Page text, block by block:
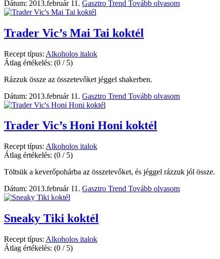
Dátum: 2013.február 11. Gasztro Trend Tovább olvasom
Trader Vic’s Mai Tai koktél
Recept típus: Alkoholos italok
Átlag értékelés: (0 / 5)
Rázzuk össze az összetevőket jéggel shakerben.
Dátum: 2013.február 11. Gasztro Trend Tovább olvasom
Trader Vic’s Honi Honi koktél
Recept típus: Alkoholos italok
Átlag értékelés: (0 / 5)
Töltsük a keverőpohárba az összetevőket, és jéggel rázzuk jól össze.
Dátum: 2013.február 11. Gasztro Trend Tovább olvasom
Sneaky Tiki koktél
Recept típus: Alkoholos italok
Átlag értékelés: (0 / 5)